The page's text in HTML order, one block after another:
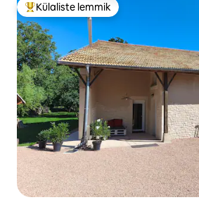
Külaliste suur lemmik
Külaliste lemmik